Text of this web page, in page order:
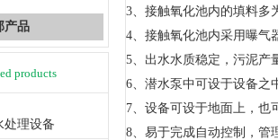
产品
products
处理设备
3、接触氧化池内的填料多
4、接触氧化池内采用曝气
5、出水水质稳定，污泥产
6、潜水泵中可设于设备之
7、设备可设于地面上，也
8、易于完成自动控制，管